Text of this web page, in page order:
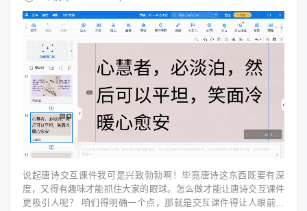
说起唐诗交互课件我可是兴致勃勃啊！毕竟唐诗这东西既要有深
度，又得有趣味才能抓住大家的眼球。怎么做才能让唐诗交互课件
更吸引人呢？ 咱们得明确一个点，那就是交互课件得让人眼前一